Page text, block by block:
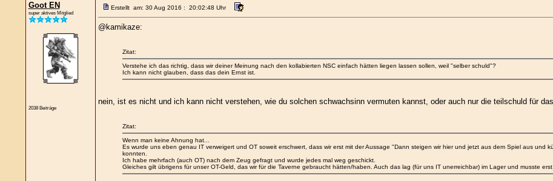
Goot EN
super aktives Mitglied
2038 Beiträge
Erstellt am: 30 Aug 2016 : 20:02:48 Uhr
@kamikaze:
Zitat:
Verstehe ich das richtig, dass wir deiner Meinung nach den kollabierten NSC einfach hätten liegen lassen sollen, weil "selber schuld"?
Ich kann nicht glauben, dass das dein Ernst ist.
nein, ist es nicht und ich kann nicht verstehen, wie du solchen schwachsinn vermuten kannst, oder auch nur die teilschuld für
Zitat:
Wenn man keine Ahnung hat...
Es wurde uns eben genau IT verweigert und OT soweit erschwert, dass wir erst mit der Aussage "Dann steigen wir hier und jetzt aus dem Spiel aus und
konnten.
Ich habe mehrfach (auch OT) nach dem Zeug gefragt und wurde jedes mal weg geschickt.
Gleiches gilt übrigens für unser OT-Geld, das wir für die Taverne gebraucht hätten/haben. Auch das lag (für uns IT unerreichbar) im Lager und musste erst